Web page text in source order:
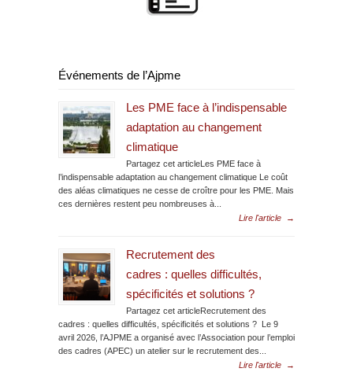
Événements de l’Ajpme
Les PME face à l’indispensable
adaptation au changement
climatique
Partagez cet articleLes PME face à
l’indispensable adaptation au changement climatique Le coût
des aléas climatiques ne cesse de croître pour les PME. Mais
ces dernières restent peu nombreuses à...
Lire l'article
→
Recrutement des
cadres : quelles difficultés,
spécificités et solutions ?
Partagez cet articleRecrutement des
cadres : quelles difficultés, spécificités et solutions ? Le 9
avril 2026, l’AJPME a organisé avec l’Association pour l’emploi
des cadres (APEC) un atelier sur le recrutement des...
Lire l'article
→